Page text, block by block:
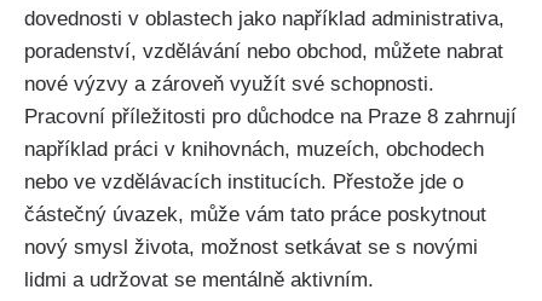
dovednosti v oblastech jako například administrativa,
poradenství, vzdělávání nebo obchod, můžete nabrat
nové výzvy a zároveň využít své schopnosti.
Pracovní příležitosti pro důchodce na Praze 8 zahrnují
například práci v knihovnách, muzeích, obchodech
nebo ve vzdělávacích institucích. Přestože jde o
částečný úvazek, může vám tato práce poskytnout
nový smysl života, možnost setkávat se s novými
lidmi a udržovat se mentálně aktivním.